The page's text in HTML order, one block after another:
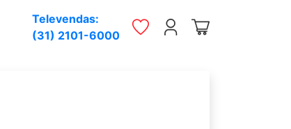
Televendas:
(31) 2101-6000